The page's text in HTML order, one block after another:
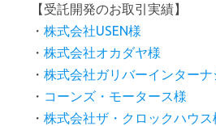
【受託開発のお取引実績】
・ 株式会社USEN様
・ 株式会社オカダヤ様
・ 株式会社ガリバーインターナ
・ コーンズ・モータース様
・ 株式会社ザ・クロックハウス